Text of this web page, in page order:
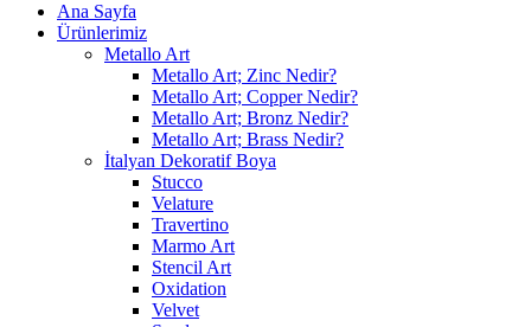
Ana Sayfa
Ürünlerimiz
Metallo Art
Metallo Art; Zinc Nedir?
Metallo Art; Copper Nedir?
Metallo Art; Bronz Nedir?
Metallo Art; Brass Nedir?
İtalyan Dekoratif Boya
Stucco
Velature
Travertino
Marmo Art
Stencil Art
Oxidation
Velvet